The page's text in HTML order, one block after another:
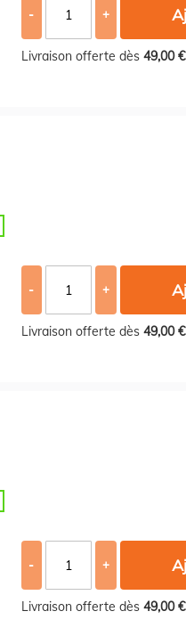
- +
Livraison offerte dès 49,00 €
- +
Livraison offerte dès 49,00 €
- +
Livraison offerte dès 49,00 €